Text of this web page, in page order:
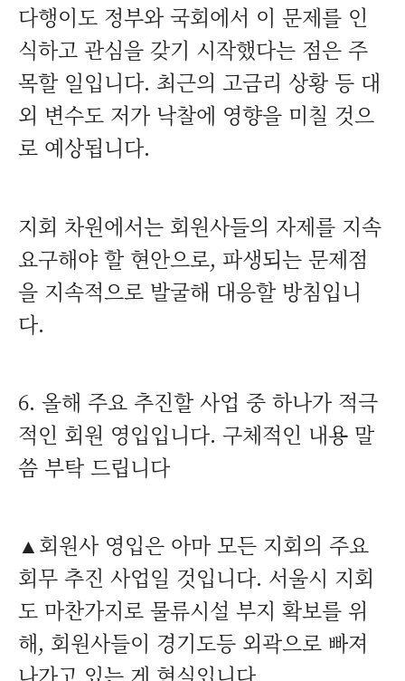
다행이도 정부와 국회에서 이 문제를 인
식하고 관심을 갖기 시작했다는 점은 주
목할 일입니다. 최근의 고금리 상황 등 대
외 변수도 저가 낙찰에 영향을 미칠 것으
로 예상됩니다.
지회 차원에서는 회원사들의 자제를 지속
요구해야 할 현안으로, 파생되는 문제점
을 지속적으로 발굴해 대응할 방침입니
다.
6. 올해 주요 추진할 사업 중 하나가 적극
적인 회원 영입입니다. 구체적인 내용 말
씀 부탁 드립니다
▲회원사 영입은 아마 모든 지회의 주요
회무 추진 사업일 것입니다. 서울시 지회
도 마찬가지로 물류시설 부지 확보를 위
해, 회원사들이 경기도등 외곽으로 빠져
나가고 있는 게 현실입니다.